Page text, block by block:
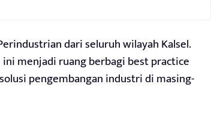
dari seluruh wilayah Kalsel.
menjadi ruang berbagi best practice
pengembangan industri di masing-